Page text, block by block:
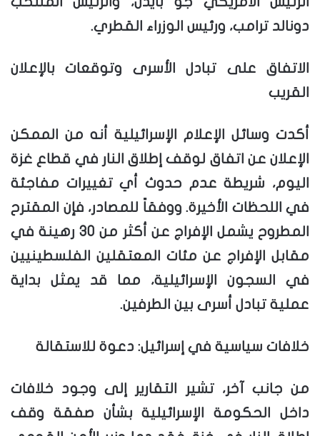
دونالد ترامب، ورئيس الوزراء القطري.
الاتفاق على تبادل الأسرى وتوقعات بالإعلان
القريب
أكدت وسائل الإعلام الإسرائيلية أنه من الممكن
الإعلان عن اتفاق لوقف إطلاق النار في قطاع غزة
اليوم، شريطة عدم حدوث أي تغييرات مفاجئة
في اللحظات الأخيرة. ووفقاً للمصادر، فإن المقترح
المطروح يشمل الإفراج عن أكثر من 30 رهينة في
مقابل الإفراج عن مئات المعتقلين الفلسطينيين
في السجون الإسرائيلية، مما قد يمثل بداية
عملية تبادل أسرى بين الطرفين.
خلافات سياسية في إسرائيل: دعوة للاستقالة
من جانب آخر، تشير التقارير إلى وجود خلافات
داخل الحكومة الإسرائيلية بشأن صفقة وقف